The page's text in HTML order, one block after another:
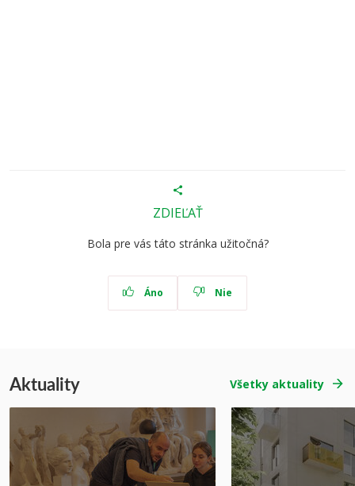
ZDIEĽAŤ
Bola pre vás táto stránka užitočná?
Áno Nie
Aktuality Všetky aktuality